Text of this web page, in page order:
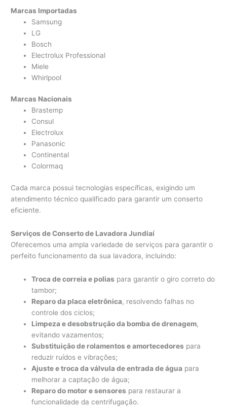
Marcas Importadas
Samsung
LG
Bosch
Electrolux Professional
Miele
Whirlpool
Marcas Nacionais
Brastemp
Consul
Electrolux
Panasonic
Continental
Colormaq
Cada marca possui tecnologias específicas, exigindo um
atendimento técnico qualificado para garantir um conserto
eficiente.
Serviços de Conserto de Lavadora Jundiaí
Oferecemos uma ampla variedade de serviços para garantir o
perfeito funcionamento da sua lavadora, incluindo:
Troca de correia e polias para garantir o giro correto do
tambor;
Reparo da placa eletrônica, resolvendo falhas no
controle dos ciclos;
Limpeza e desobstrução da bomba de drenagem,
evitando vazamentos;
Substituição de rolamentos e amortecedores para
reduzir ruídos e vibrações;
Ajuste e troca da válvula de entrada de água para
melhorar a captação de água;
Reparo do motor e sensores para restaurar a
funcionalidade da centrifugação.